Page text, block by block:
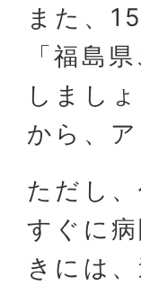
また、
「福島
しまし
から、
ただし
すぐに
きには